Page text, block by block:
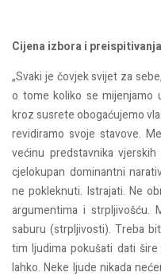
Cijena izbora i preispitivanja
„Svaki je čovjek svijet za
o tome koliko se mijenjamo
kroz susrete obogaćujemo
revidiramo svoje stavove.
većinu predstavnika
cjelokupan dominantni
ne pokleknuti. Istrajati. Ne
argumentima i strpljivošću.
saburu (strpljivosti). Treba
tim ljudima pokušati dati
lahko. Neke ljude nikada